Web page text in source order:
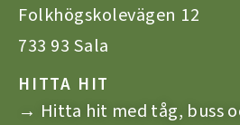
Folkhögskolevägen 12
733 93 Sala
HITTA HIT
→ Hitta hit med tåg, buss